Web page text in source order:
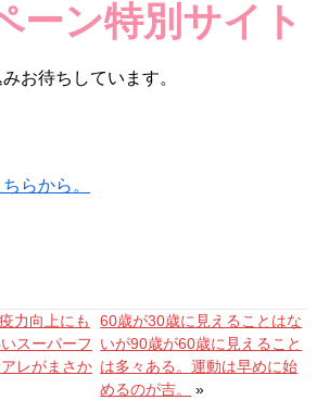
ーン特別サイト
お待ちしています。
らから。
力向上にも
スーパーフ
レがまさか
60歳が30歳に見えることはな
いが90歳が60歳に見えること
は多々ある。運動は早めに始
めるのが吉。
»